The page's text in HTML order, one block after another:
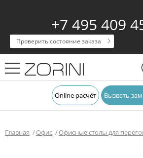
+7 495 409
Проверить состояние заказа
Online расчёт Вызвать
Главная Офис Офисные столы для